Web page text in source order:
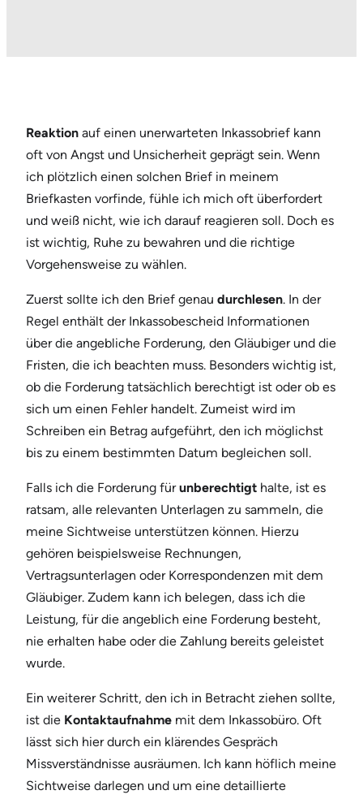
Reaktion auf einen unerwarteten Inkassobrief kann
oft von Angst und Unsicherheit geprägt sein. Wenn
ich plötzlich einen solchen Brief in meinem
Briefkasten vorfinde, fühle ich mich oft überfordert
und weiß nicht, wie ich darauf reagieren soll. Doch es
ist wichtig, Ruhe zu bewahren und die richtige
Vorgehensweise zu wählen.
Zuerst sollte ich den Brief genau durchlesen. In der
Regel enthält der Inkassobescheid Informationen
über die angebliche Forderung, den Gläubiger und die
Fristen, die ich beachten muss. Besonders wichtig ist,
ob die Forderung tatsächlich berechtigt ist oder ob es
sich um einen Fehler handelt. Zumeist wird im
Schreiben ein Betrag aufgeführt, den ich möglichst
bis zu einem bestimmten Datum begleichen soll.
Falls ich die Forderung fürunberechtigt halte, ist es
ratsam, alle relevanten Unterlagen zu sammeln, die
meine Sichtweise unterstützen können. Hierzu
gehören beispielsweise Rechnungen,
Vertragsunterlagen oder Korrespondenzen mit dem
Gläubiger. Zudem kann ich belegen, dass ich die
Leistung, für die angeblich eine Forderung besteht,
nie erhalten habe oder die Zahlung bereits geleistet
wurde.
Ein weiterer Schritt, den ich in Betracht ziehen sollte,
ist die Kontaktaufnahme mit dem Inkassobüro. Oft
lässt sich hier durch ein klärendes Gespräch
Missverständnisse ausräumen. Ich kann höflich meine
Sichtweise darlegen und um eine detaillierte